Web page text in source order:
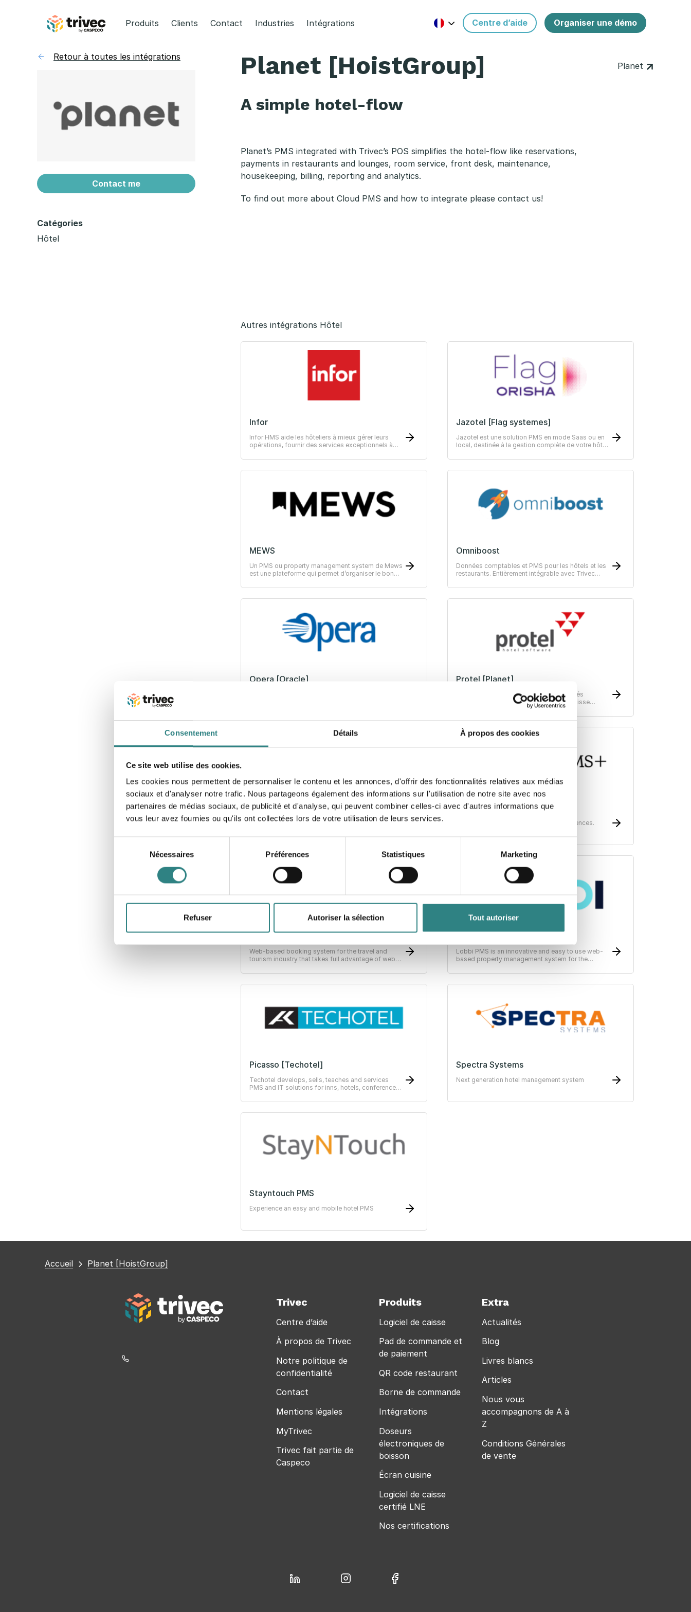
Consentement Détails À propos des cookies
Ce site web utilise des cookies.
Les cookies nous permettent de personnaliser le contenu et les annonces, d'offrir des fonctionnalités relatives aux médias
sociaux et d'analyser notre trafic. Nous partageons également des informations sur l'utilisation de notre site avec nos
partenaires de médias sociaux, de publicité et d'analyse, qui peuvent combiner celles-ci avec d'autres informations que
vous leur avez fournies ou qu'ils ont collectées lors de votre utilisation de leurs services.
consentement
Nécessaires Préférences Statistiques Marketing
Refuser Autoriser la sélection Tout autoriser
Produits Clients Contact Industries Intégrations Centre d’aide Organiser une démo
Retour à toutes les intégrations
Contact me
Catégories
Hôtel
Planet [HoistGroup] Planet
A simple hotel-flow
Planet’s PMS integrated with Trivec’s POS simplifies the hotel-flow like reservations,
payments in restaurants and lounges, room service, front desk, maintenance,
housekeeping, billing, reporting and analytics.
To find out more about Cloud PMS and how to integrate please contact us!
Autres intégrations Hôtel
Infor
Infor HMS aide les hôteliers à mieux gérer leurs
opérations, fournir des services exceptionnels à
Jazotel [Flag systemes]
Jazotel est une solution PMS en mode Saas ou en
local, destinée à la gestion complète de votre hôtel
MEWS
Un PMS ou property management system de Mews
est une plateforme qui permet d’organiser le bon
hôtels.
Omniboost
Données comptables et PMS pour les hôtels et les
restaurants. Entièrement intégrable avec Trivec
Opera [Oracle] Protel [Planet]
Puissant logiciel de gestion des propriétés
hôtelières qui s'intègre facilement aux caisse
BookVisit
BookVisit is the Nordic leading business
direct bookings and online sales.
Clock PMS
Ultimate hotel solution. Delightful experiences.
Comers
Web-based booking system for the travel and
tourism industry that takes full advantage of web
Lobbi PMS is an innovative and easy to use web-
based property management system for the
Picasso [Techotel]
Techotel develops, sells, teaches and services
PMS and IT solutions for inns, hotels, conference
and training centres.
Spectra Systems
Next generation hotel management system
Stayntouch PMS
Experience an easy and mobile hotel PMS
Vous
Accueil Planet [HoistGroup]
Trivec
Centre d’aide
À propos de Trivec
Notre politique de
confidentialité
Contact
Mentions légales
MyTrivec
Trivec fait partie de
Caspeco
Produits
Logiciel de caisse
Pad de commande et
de paiement
QR code restaurant
Borne de commande
Intégrations
Doseurs
électroniques de
boisson
Écran cuisine
Logiciel de caisse
certifié LNE
Nos certifications
Extra
Actualités
Blog
Livres blancs
Articles
Nous vous
accompagnons de A à
Z
Conditions Générales
de vente